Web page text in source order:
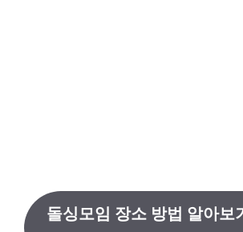
돌싱모임 장소 방법 알아보